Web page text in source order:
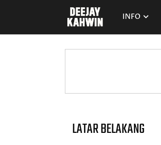
INFO
LATAR BELAKANG